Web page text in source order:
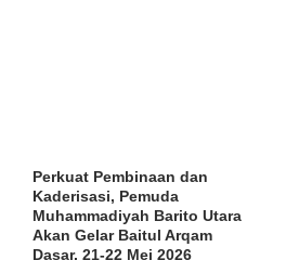
Perkuat Pembinaan dan
Kaderisasi, Pemuda
Muhammadiyah Barito Utara
Akan Gelar Baitul Arqam
Dasar, 21-22 Mei 2026